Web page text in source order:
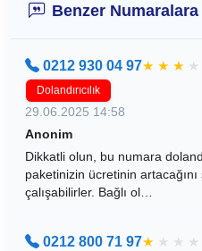
Benzer
0212 930 04 97★ ★ ★ ★
Dolandırıcılık
29.06.2025 14:58
Anonim
Dikkatli olun, bu numara
paketinizin ücretinin
çalışabilirler. Bağlı ol…
0212 800 71 97★ ★ ★ ★